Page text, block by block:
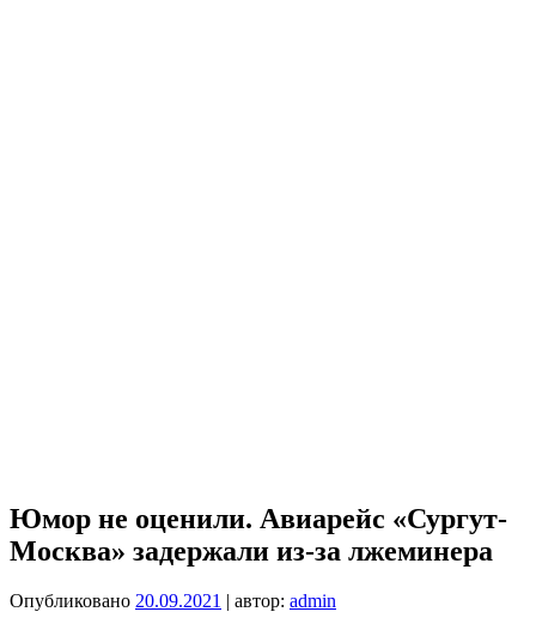
Юмор не оценили. Авиарейс «Сургут-
Москва» задержали из-за лжеминера
Опубликовано 20.09.2021 | автор: admin